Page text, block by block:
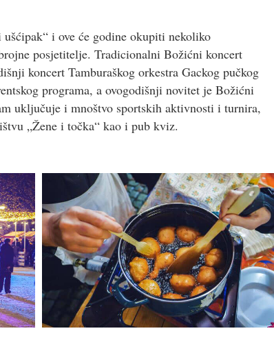
i ove će godine okupiti nekoliko
posjetitelje. Tradicionalni Božićni koncert
koncert Tamburaškog orkestra Gackog pučkog
programa, a ovogodišnji novitet je Božićni
uključuje i mnoštvo sportskih aktivnosti i turnira,
„Žene i točka“ kao i pub kviz.